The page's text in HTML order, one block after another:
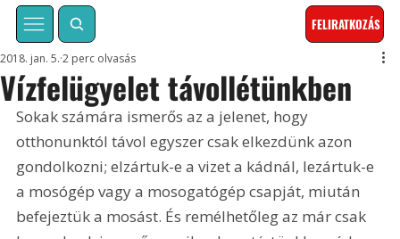
FELIRATKOZÁS
Vízfelügyelet távollétünkben
2018. jan. 5. 2 perc olvasás
Sokak számára ismerős az a jelenet, hogy
otthonunktól távol egyszer csak elkezdünk azon
gondolkozni; elzártuk-e a vizet a kádnál, lezártuk-e
a mosógép vagy a mosogatógép csapját, miután
befejeztük a mosást. És remélhetőleg az már csak